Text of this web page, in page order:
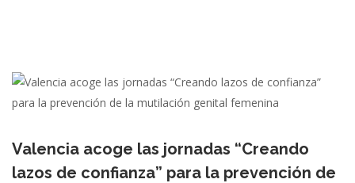
Valencia acoge las jornadas “Creando
lazos de confianza” para la prevención de